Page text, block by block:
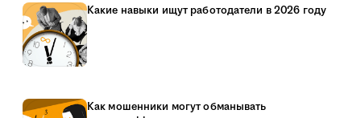
Какие навыки ищут работодатели в 2026 году
Как мошенники могут обманывать